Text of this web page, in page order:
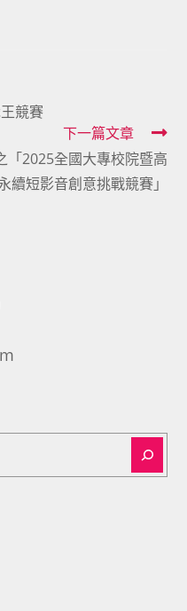
競賽
下一篇文章
「2025全國大專校院暨高
續短影音創意挑戰競賽」